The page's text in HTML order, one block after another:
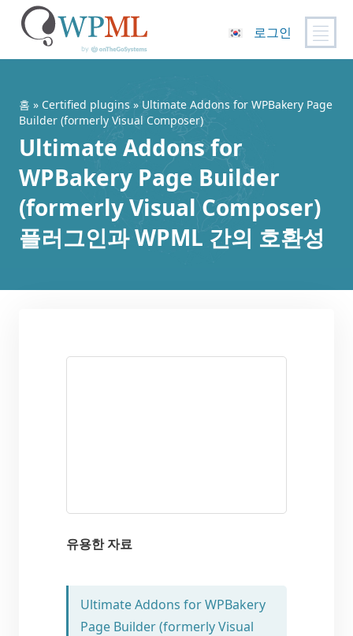
로그인
홈 » Certified plugins » Ultimate Addons for WPBakery Page
Builder (formerly Visual Composer)
Ultimate Addons for
WPBakery Page Builder
(formerly Visual Composer)
플러그인과 WPML 간의 호환성
유용한 자료
Ultimate Addons for WPBakery
Page Builder (formerly Visual